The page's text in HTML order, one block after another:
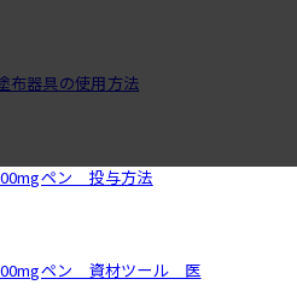
布器具の使用方法
ペン 投与方法
ペン 資材ツール 医